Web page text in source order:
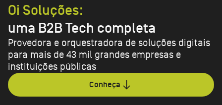
Oi Soluções:
uma B2B Tech completa
Provedora e orquestradora de soluções digitais
para mais de 43 mil grandes empresas e
instituições públicas
Conheça